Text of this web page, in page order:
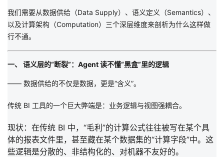
我们需要从数据供给（Data Supply）、语义定义（Semantics）、
以及计算架构（Computation）三个深层维度来剖析为什么这样做
行不通。
一、 语义层的“断裂”：Agent 读不懂“黑盒”里的逻辑
—— 数据供给的不仅是数据，更是“含义”。
传统 BI 工具的一个巨大弊端是： 业务逻辑与视图强耦合。
现状： 在传统 BI 中，“毛利”的计算公式往往被写在某个具
体的报表文件里，甚至藏在某个数据集的“计算字段”中。这
些逻辑是分散的、非结构化的、对机器不友好的。